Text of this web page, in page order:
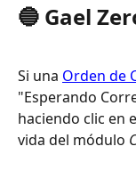
🔵 Gael
Si una Orden de
"Esperando
haciendo clic en
vida del módulo